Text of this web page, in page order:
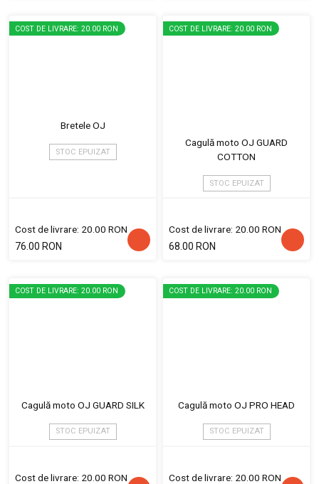
COST DE LIVRARE: 20.00 RON
Bretele OJ
STOC EPUIZAT
Cost de livrare: 20.00 RON
76.00 RON
COST DE LIVRARE: 20.00 RON
Cagulă moto OJ GUARD
COTTON
STOC EPUIZAT
Cost de livrare: 20.00 RON
68.00 RON
COST DE LIVRARE: 20.00 RON
Cagulă moto OJ GUARD SILK
STOC EPUIZAT
Cost de livrare: 20.00 RON
COST DE LIVRARE: 20.00 RON
Cagulă moto OJ PRO HEAD
STOC EPUIZAT
Cost de livrare: 20.00 RON